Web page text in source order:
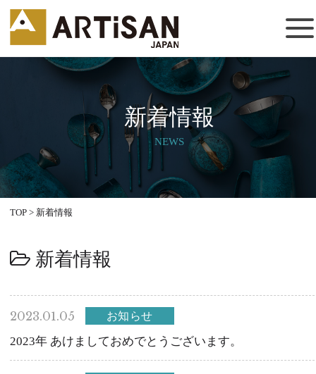
新着情報
NEWS
TOP > 新着情報
新着情報
2023.01.05 お知らせ
2023年 あけましておめでとうございます。